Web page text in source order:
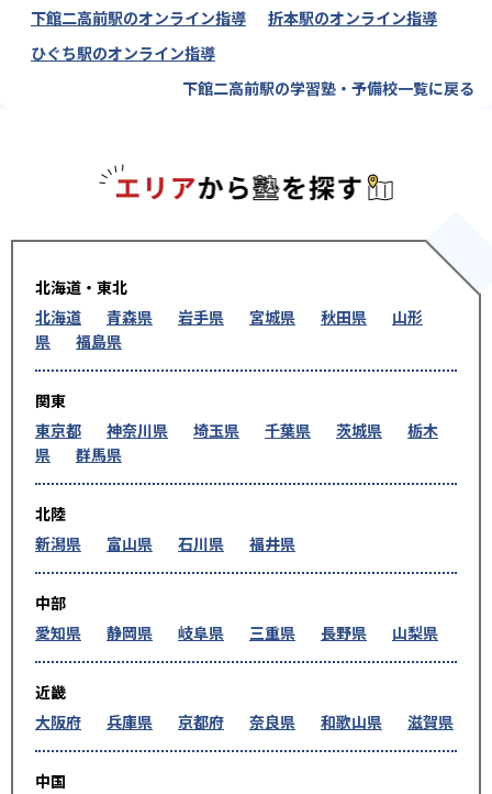
下館二高前駅のオンライン指導
折本駅のオンライン指導
ひぐち駅のオンライン指導
下館二高前駅の学習塾・予備校一覧に戻る
北海道・東北
北海道
青森県 岩手県 宮城県 秋田県
山形
県
福島県
関東
東京都
神奈川県 埼玉県 千葉県 茨城県
栃木
県
群馬県
北陸
新潟県
富山県 石川県 福井県
中部
愛知県
静岡県 岐阜県 三重県 長野県 山梨県
近畿
大阪府
兵庫県 京都府 奈良県 和歌山県 滋賀県
中国